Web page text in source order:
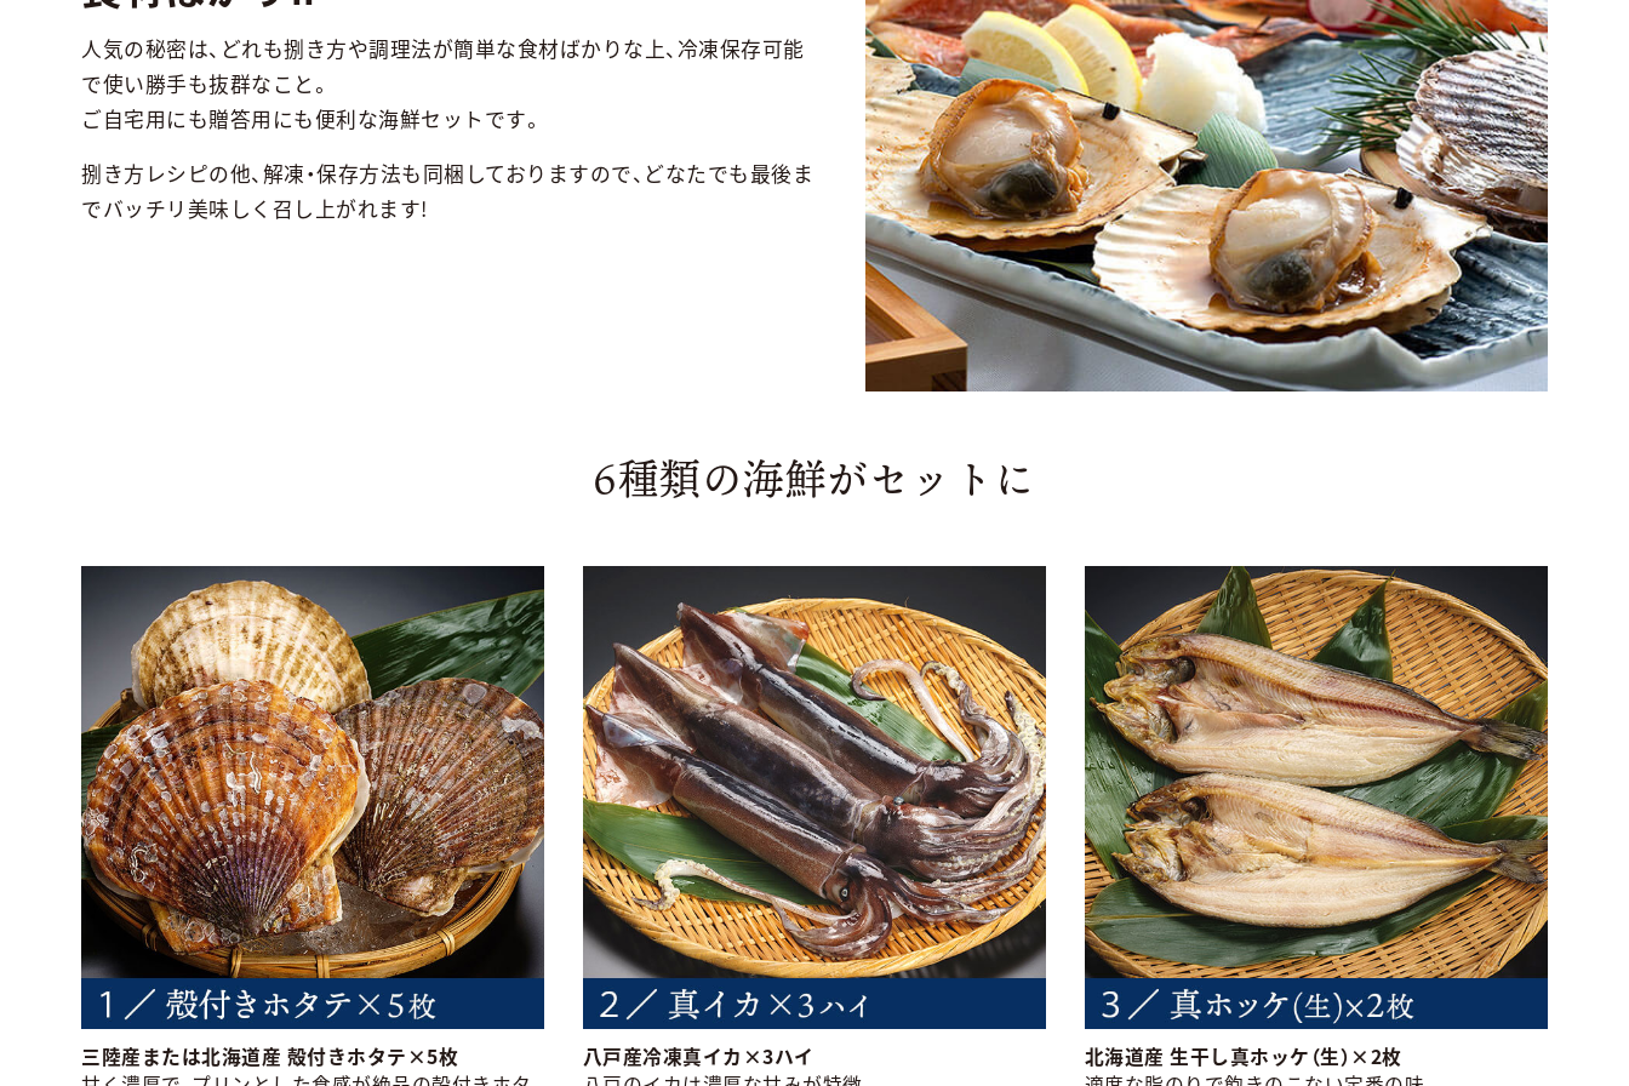
人気の秘密は、どれも捌き方や調理法が簡単な食材ばかりな上、冷凍保存可能
で使い勝手も抜群なこと。
ご自宅用にも贈答用にも便利な海鮮セットです。
捌き方レシピの他、解凍・保存方法も同梱しておりますので、どなたでも最後ま
でバッチリ美味しく召し上がれます!
6種類の海鮮がセットに
三陸産または北海道産 殻付きホタテ×5枚
八戸産冷凍真イカ×3ハイ
北海道産 生干し真ホッケ（生）×2枚